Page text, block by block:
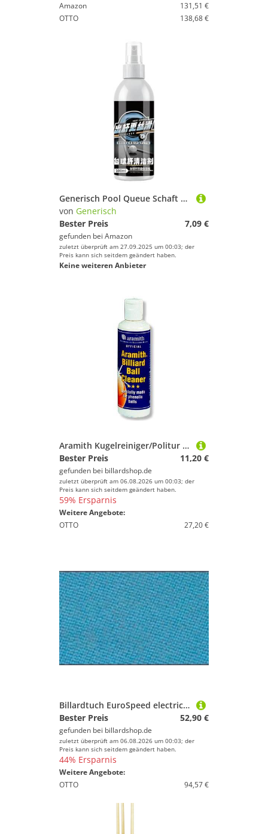
Amazon
131,51 €
OTTO
138,68 €
Generisch Pool Queue Schaft Reiniger, Queue Schaft Wartungsset, 100g Reinigungszubehör Zur Pflege Von Holz Sportausrüstung Für Anfänger Und Spieler
von Generisch
Bester Preis
7,09 €
gefunden bei Amazon
zuletzt überprüft am 27.09.2025 um 00:03; der
Preis kann sich seitdem geändert haben.
Keine weiteren Anbieter
Aramith Kugelreiniger/Politur 250ml
Bester Preis
11,20 €
gefunden bei billardshop.de
zuletzt überprüft am 06.08.2026 um 00:03; der
Preis kann sich seitdem geändert haben.
59% Ersparnis
Weitere Angebote:
OTTO
27,20 €
Billardtuch EuroSpeed electric-blue, Tuchbreite 165cm
Bester Preis
52,90 €
gefunden bei billardshop.de
zuletzt überprüft am 06.08.2026 um 00:03; der
Preis kann sich seitdem geändert haben.
44% Ersparnis
Weitere Angebote:
OTTO
94,57 €